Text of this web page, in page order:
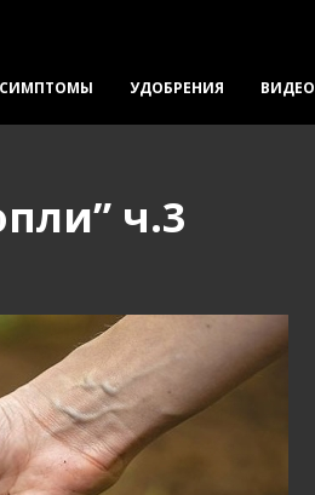
УДОБРЕНИЯ ВИДЕО
ч.3